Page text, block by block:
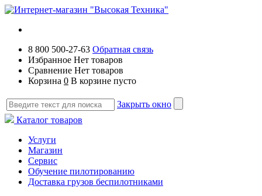
8 800 500-27-63 Обратная связь
Избранное Нет товаров
Сравнение Нет товаров
Корзина 0 В корзине пусто
Закрыть окно
Каталог товаров
Услуги
Магазин
Сервис
Обучение пилотированию
Доставка грузов беспилотниками